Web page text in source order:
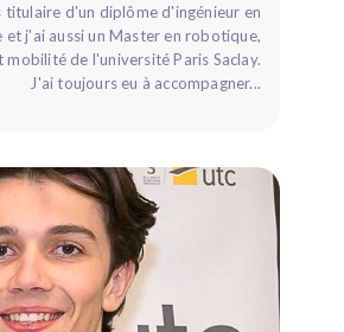
et j'ai aussi un Master en robotique,
mobilité de l'université Paris Saclay.
J'ai toujours eu à accompagner...